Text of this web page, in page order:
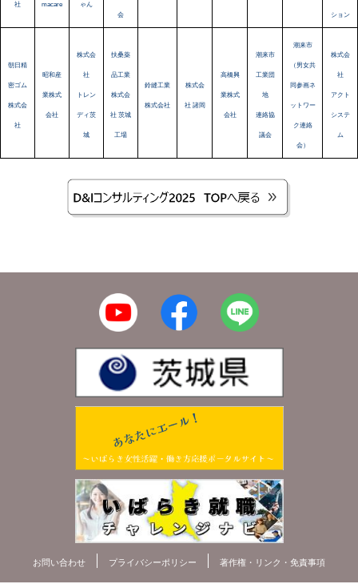
社 macare ゃん
会 ション
朝日精
密ゴム
株式会
社
昭和産
業株式
会社
株式会
社
トレン
ディ茨
城
扶桑薬
品工業
株式会
社 茨城
工場
鈴縫工業
株式会社
株式会
社 諸岡
高橋興
業株式
会社
潮来市
工業団
地
連絡協
議会
潮来市
（男女共
同参画ネ
ットワー
ク連絡
会）
株式会
社
アクト
システ
ム
お問い合わせ プライバシーポリシー 著作権・リンク・免責事項